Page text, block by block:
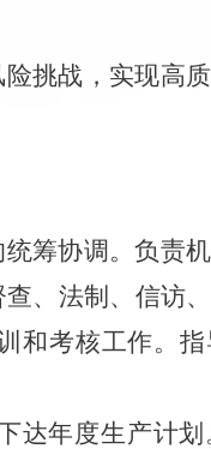
挑战，实现高
筹协调。负责
、法制、信访
和考核工作。
达年度生产计